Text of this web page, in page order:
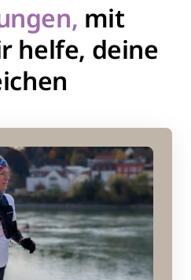
mit
helfe, deine